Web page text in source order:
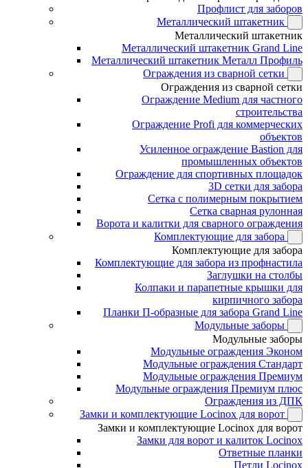
Профлист для заборов
Металлический штакетник
Металлический штакетник
Металлический штакетник Grand Line
Металлический штакетник Металл Профиль
Ограждения из сварной сетки
Ограждения из сварной сетки
Ограждение Medium для частного
строительства
Ограждение Profi для коммерческих
объектов
Усиленное ограждение Bastion для
промышленных объектов
Ограждение для спортивных площадок
3D сетки для забора
Сетка с полимерным покрытием
Сетка сварная рулонная
Ворота и калитки для сварного ограждения
Комплектующие для забора
Комплектующие для забора
Комплектующие для забора из профнастила
Заглушки на столбы
Колпаки и парапетные крышки для
кирпичного забора
Планки П-образные для забора Grand Line
Модульные заборы
Модульные заборы
Модульные ограждения Эконом
Модульные ограждения Стандарт
Модульные ограждения Премиум
Модульные ограждения Премиум плюс
Ограждения из ДПК
Замки и комплектующие Locinox для ворот
Замки и комплектующие Locinox для ворот
Замки для ворот и калиток Locinox
Ответные планки
Петли Locinox